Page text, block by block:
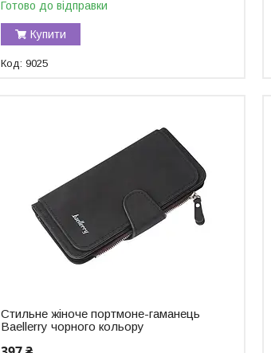
Готово до відправки
Купити
9025
Стильне жіноче портмоне-гаманець
Baellerry чорного кольору